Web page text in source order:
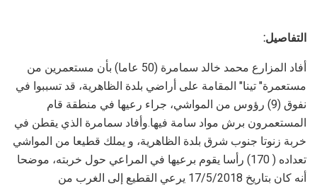
التفاصيل:
أفاد المزارع محمد خالد سمامرة (50 عاما) بأن مستعمرين من
مستعمرة" تينا" المقامة على أراضي بلدة الظاهرية، قد تسببوا في
نفوق (9) رؤوس من المواشي، جراء رعيها في منطقة قام
المستعمرون برش مواد سامة فيها.وأفاد سمامرة الذي يقطن في
خربة زنوتا جنوب شرق بلدة الظاهرية، و يملك قطيعا من المواشي
تعداده ( 170) رأسا يقوم برعيها في المراعي حول خربته، موضحا
أنه كان بتاريخ 17/5/2018 يرعي القطيع إلى الغرب من